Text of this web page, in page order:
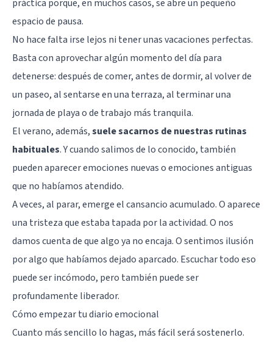
práctica porque, en muchos casos, se abre un pequeño
espacio de pausa.
No hace falta irse lejos ni tener unas vacaciones perfectas.
Basta con aprovechar algún momento del día para
detenerse: después de comer, antes de dormir, al volver de
un paseo, al sentarse en una terraza, al terminar una
jornada de playa o de trabajo más tranquila.
El verano, además,suele sacarnos de nuestras rutinas
habituales. Y cuando salimos de lo conocido, también
pueden aparecer emociones nuevas o emociones antiguas
que no habíamos atendido.
A veces, al parar, emerge el cansancio acumulado. O aparece
una tristeza que estaba tapada por la actividad. O nos
damos cuenta de que algo ya no encaja. O sentimos ilusión
por algo que habíamos dejado aparcado. Escuchar todo eso
puede ser incómodo, pero también puede ser
profundamente liberador.
Cómo empezar tu diario emocional
Cuanto más sencillo lo hagas, más fácil será sostenerlo.